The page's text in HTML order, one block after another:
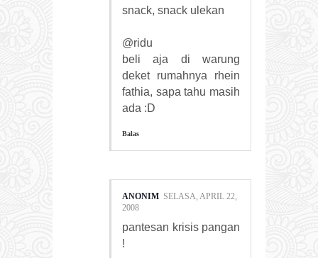
snack, snack ulekan
@ridu
beli aja di warung
deket rumahnya rhein
fathia, sapa tahu masih
ada :D
Balas
ANONIM SELASA, APRIL 22,
2008
pantesan krisis pangan
!